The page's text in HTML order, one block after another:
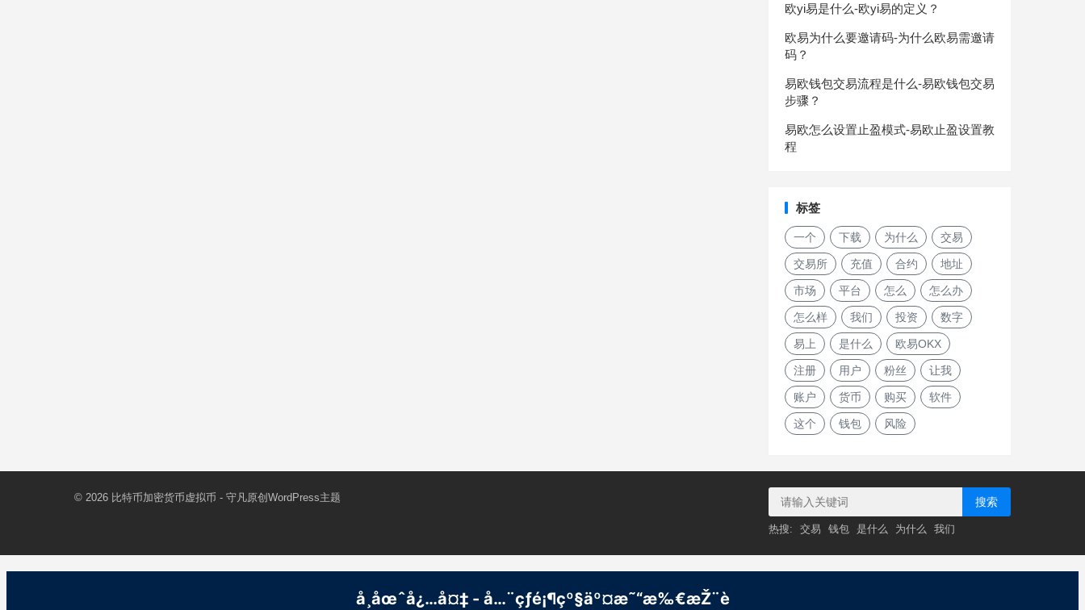
欧yi易是什么-欧yi易的定义？
欧易为什么要邀请码-为什么欧易需邀请
码？
易欧钱包交易流程是什么-易欧钱包交易
步骤？
易欧怎么设置止盈模式-易欧止盈设置教
程
标签
一个 下载 为什么 交易
交易所 充值 合约 地址
市场 平台 怎么 怎么办
怎么样 我们 投资 数字
易上 是什么 欧易OKX
注册 用户 粉丝 让我
账户 货币 购买 软件
这个 钱包 风险
© 2026 比特币加密货币虚拟币 - 守凡原创 WordPress主题 搜索
热搜: 交易 钱包 是什么 为什么 我们